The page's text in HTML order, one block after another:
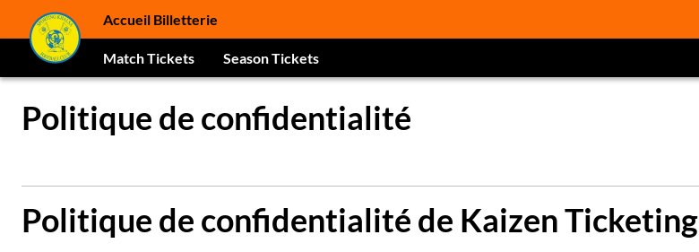
Accueil Billetterie
Match Tickets Season Tickets
Politique de confidentialité
Politique de confidentialité de Kaizen Ticketing